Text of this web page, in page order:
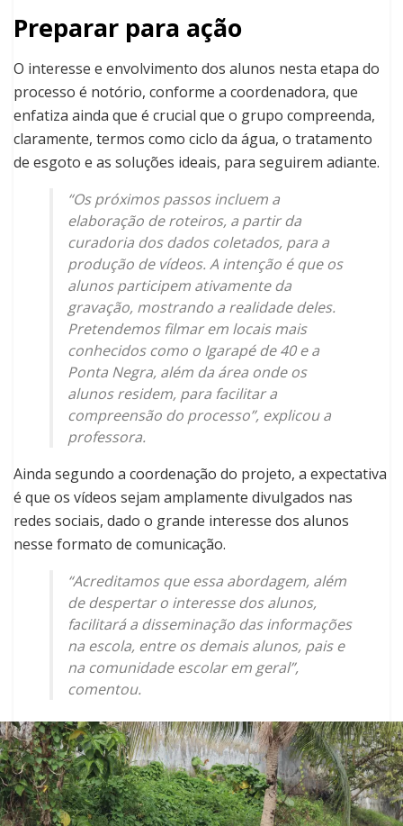
Preparar para ação
O interesse e envolvimento dos alunos nesta etapa do
processo é notório, conforme a coordenadora, que
enfatiza ainda que é crucial que o grupo compreenda,
claramente, termos como ciclo da água, o tratamento
de esgoto e as soluções ideais, para seguirem adiante.
“Os próximos passos incluem a
elaboração de roteiros, a partir da
curadoria dos dados coletados, para a
produção de vídeos. A intenção é que os
alunos participem ativamente da
gravação, mostrando a realidade deles.
Pretendemos filmar em locais mais
conhecidos como o Igarapé de 40 e a
Ponta Negra, além da área onde os
alunos residem, para facilitar a
compreensão do processo”, explicou a
professora.
Ainda segundo a coordenação do projeto, a expectativa
é que os vídeos sejam amplamente divulgados nas
redes sociais, dado o grande interesse dos alunos
nesse formato de comunicação.
“Acreditamos que essa abordagem, além
de despertar o interesse dos alunos,
facilitará a disseminação das informações
na escola, entre os demais alunos, pais e
na comunidade escolar em geral”,
comentou.